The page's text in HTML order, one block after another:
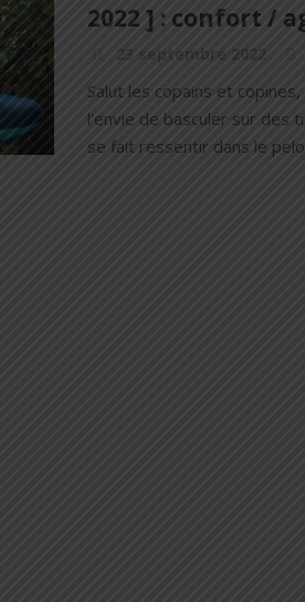
2022 ] : confort /
23 septembre 2022
Salut les copains et
l'envie de basculer sur des
se fait ressentir dans le